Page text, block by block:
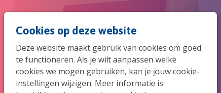
Cookies op deze website
Deze website maakt gebruik van cookies om goed
te functioneren. Als je wilt aanpassen welke
cookies we mogen gebruiken, kan je jouw cookie-
instellingen wijzigen. Meer informatie is
naar
de
Jeugdtrends 2026 aanvragen